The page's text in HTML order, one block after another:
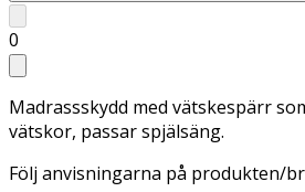
0
Madrassskydd med vätskespärr
vätskor, passar spjälsäng.
Följ anvisningarna på produkten/